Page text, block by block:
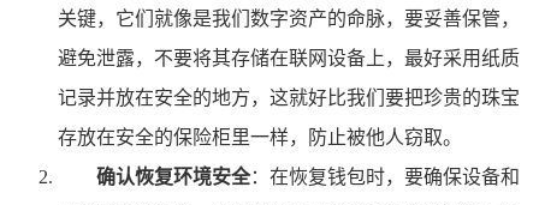
关键，它们就像是我们数字资产的命脉，要妥善保管，
避免泄露，不要将其存储在联网设备上，最好采用纸质
记录并放在安全的地方，这就好比我们要把珍贵的珠宝
存放在安全的保险柜里一样，防止被他人窃取。
确认恢复环境安全：在恢复钱包时，要确保设备和